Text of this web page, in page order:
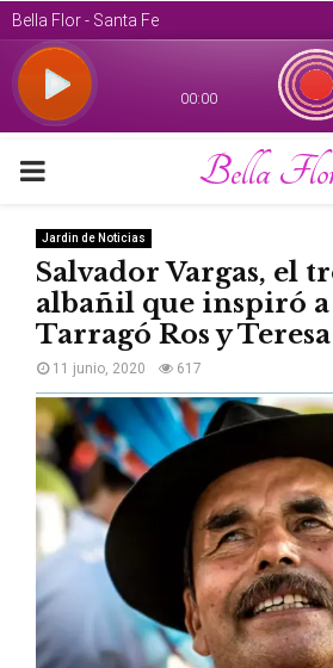
PRIMARY
MENU
Bella
Jardin de Noticias
Salvador Vargas, el
albañil que inspiró
Tarragó Ros y
11 junio, 2020 617